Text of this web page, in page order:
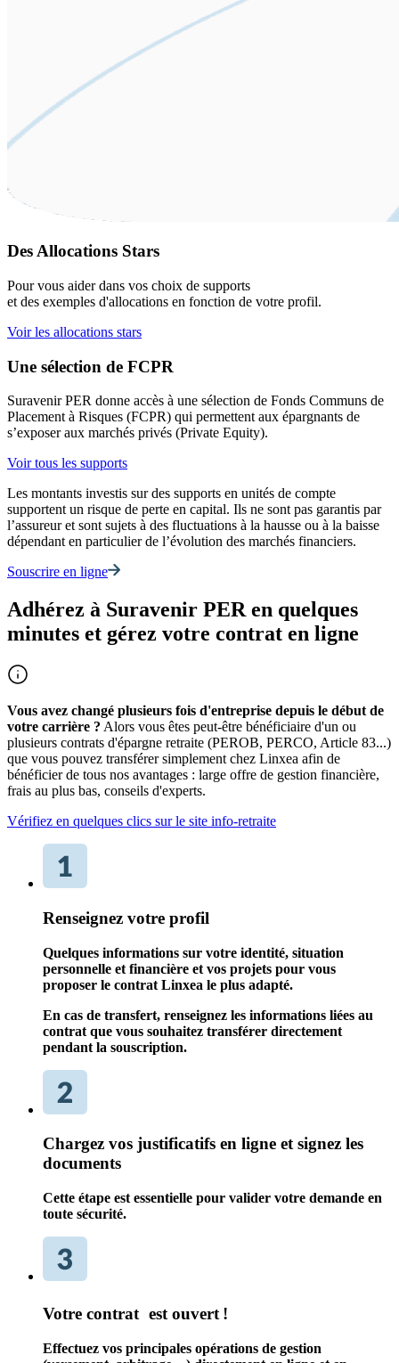
Des Allocations Stars
Pour vous aider dans vos choix de supports
et des exemples d'allocations en fonction de votre profil.
Voir les allocations stars
Une sélection de FCPR
Suravenir PER donne accès à une sélection de Fonds Communs de
Placement à Risques (FCPR) qui permettent aux épargnants de
s’exposer aux marchés privés (Private Equity).
Voir tous les supports
Les montants investis sur des supports en unités de compte
supportent un risque de perte en capital. Ils ne sont pas garantis par
l’assureur et sont sujets à des fluctuations à la hausse ou à la baisse
dépendant en particulier de l’évolution des marchés financiers.
Souscrire en ligne
Adhérez à Suravenir PER en quelques
minutes et gérez votre contrat en ligne
Vous avez changé plusieurs fois d'entreprise depuis le début de
votre carrière ? Alors vous êtes peut-être bénéficiaire d'un ou
plusieurs contrats d'épargne retraite (PEROB, PERCO, Article 83...)
que vous pouvez transférer simplement chez Linxea afin de
bénéficier de tous nos avantages : large offre de gestion financière,
frais au plus bas, conseils d'experts.
Vérifiez en quelques clics sur le site info-retraite
Renseignez votre profil
Quelques informations sur votre identité, situation
personnelle et financière et vos projets pour vous
proposer le contrat Linxea le plus adapté.
En cas de transfert, renseignez les informations liées au
contrat que vous souhaitez transférer directement
pendant la souscription.
Chargez vos justificatifs en ligne et signez les
documents
Cette étape est essentielle pour valider votre demande en
toute sécurité.
Votre contrat est ouvert !
Effectuez vos principales opérations de gestion